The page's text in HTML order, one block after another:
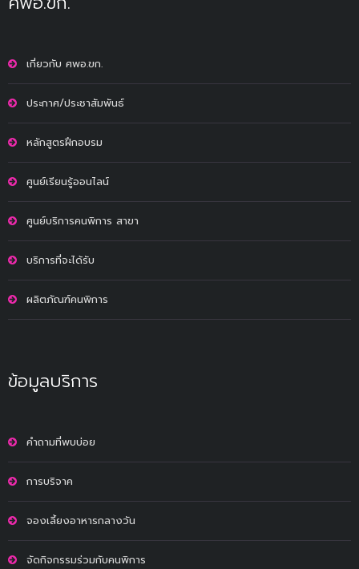
เกี่ยวกับ ศพอ.ขก.
ประกาศ/ประชาสัมพันธ์
หลักสูตรฝึกอบรม
ศูนย์เรียนรู้ออนไลน์
ศูนย์บริการคนพิการ สาขา
บริการที่จะได้รับ
ผลิตภัณฑ์คนพิการ
ข้อมูลบริการ
คำถามที่พบบ่อย
การบริจาค
จองเลี้ยงอาหารกลางวัน
จัดกิจกรรมร่วมกับคนพิการ